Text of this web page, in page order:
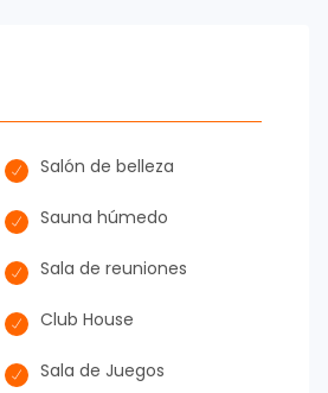
Salón de belleza
Sauna húmedo
Sala de reuniones
Club House
Sala de Juegos